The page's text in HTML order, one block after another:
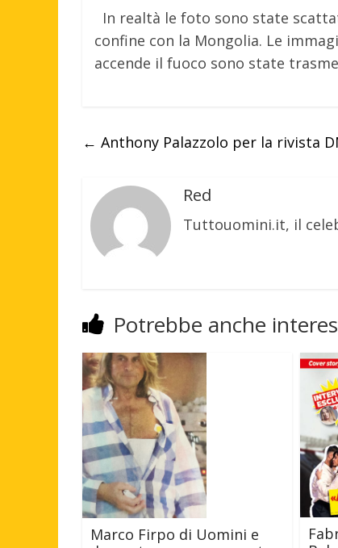
In realtà le foto sono state
confine con la Mongolia. Le
accende il fuoco sono state
← Anthony Palazzolo per la rivista
Red
Tuttouomini.it, il
Potrebbe anche
Marco Firpo di Uomini e